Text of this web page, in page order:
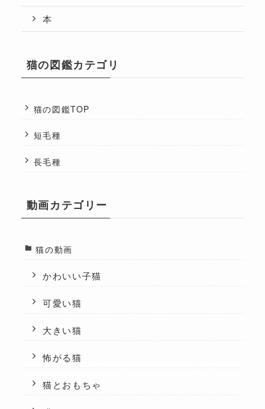
本
猫の図鑑カテゴリ
猫の図鑑TOP
短毛種
長毛種
動画カテゴリー
猫の動画
かわいい子猫
可愛い猫
大きい猫
怖がる猫
猫とおもちゃ